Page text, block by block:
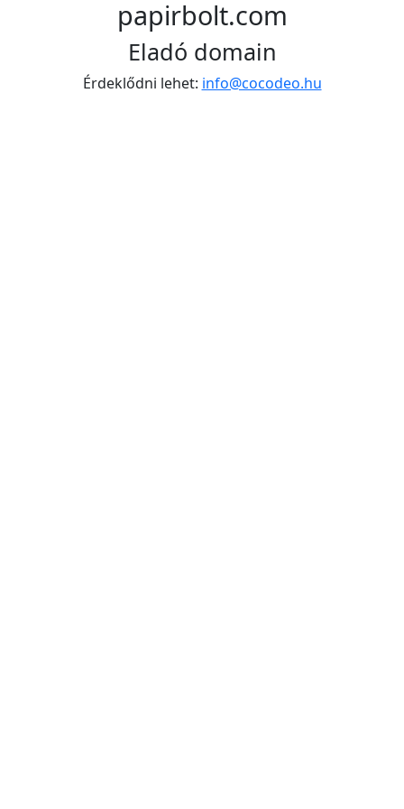
papirbolt.com
Eladó domain
Érdeklődni lehet: info@cocodeo.hu